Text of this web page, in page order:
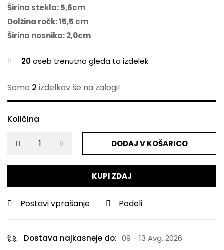
Širina stekla: 5,6cm
Dolžina ročk: 15,5 cm
Širina nosnika: 2,0cm
20oseb trenutno gleda ta izdelek
Samo 2 izdelkov še na zalogi!
Količina
DODAJ V KOŠARICO
KUPI ZDAJ
Postavi vprašanje Podeli
Dostava najkasneje do: 09 - 13 Avg, 2026